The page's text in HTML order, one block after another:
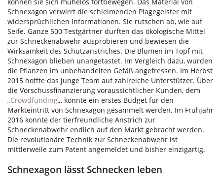
Schnexagon verwirrt die schleimenden Plagegeister mit
widersprüchlichen Informationen. Sie rutschen ab, wie auf
Seife. Ganze 500 Testgärtner durften das ökologische Mittel
zur Schneckenabwehr ausprobieren und bewiesen die
Wirksamkeit des Schutzanstriches. Die Blumen im Topf mit
Schnexagon blieben unangetastet. Im Vergleich dazu, wurden
die Pflanzen im unbehandelten Gefäß angefressen. Im Herbst
2015 hoffte das junge Team auf zahlreiche Unterstützer. Über
die Vorschussfinanzierung voraussichtlicher Kunden, dem
„Crowdfunding„, konnte ein erstes Budget für den
Markteintritt von Schnexagon gesammelt werden. Im Frühjahr
2016 konnte der tierfreundliche Anstrich zur
Schneckenabwehr endlich auf den Markt gebracht werden.
Die revolutionäre Technik zur Schneckenabwehr ist
mittlerweile zum Patent angemeldet und bisher einzigartig.
Schnexagon lässt Schnecken leben